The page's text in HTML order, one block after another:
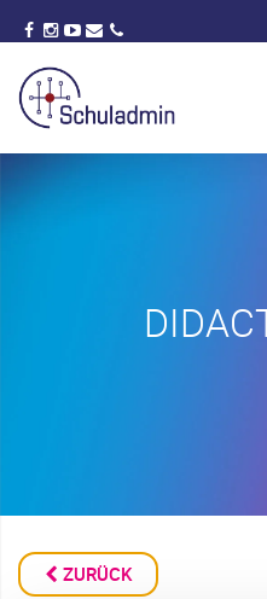
ZURÜCK